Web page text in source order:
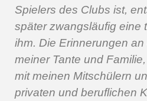
Spielers des Clubs ist,
später zwangsläufig eine
ihm. Die Erinnerungen
meiner Tante und
mit meinen Mitschülern
privaten und beruflichen